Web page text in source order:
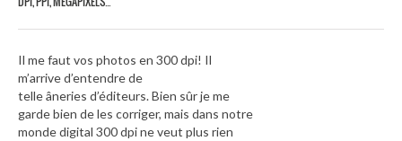
Il me faut vos photos en 300 dpi! Il
m’arrive d’entendre de
telle âneries d’éditeurs. Bien sûr je me
garde bien de les corriger, mais dans notre
monde digital 300 dpi ne veut plus rien